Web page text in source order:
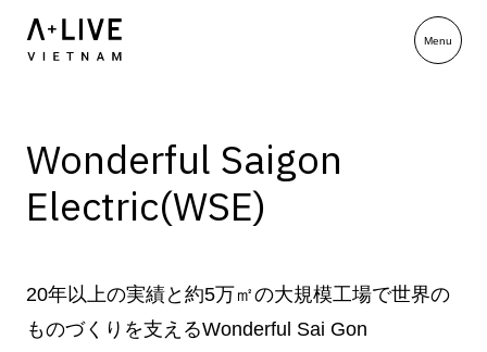
Wonderful Saigon
Electric(WSE)
20年以上の実績と約5万㎡の大規模工場で世界の
ものづくりを支えるWonderful Sai Gon